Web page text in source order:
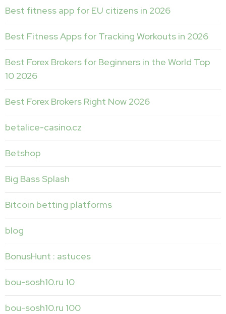
Best fitness app for EU citizens in 2026
Best Fitness Apps for Tracking Workouts in 2026
Best Forex Brokers for Beginners in the World Top
10 2026
Best Forex Brokers Right Now 2026
betalice-casino.cz
Betshop
Big Bass Splash
Bitcoin betting platforms
blog
BonusHunt : astuces
bou-sosh10.ru 10
bou-sosh10.ru 100